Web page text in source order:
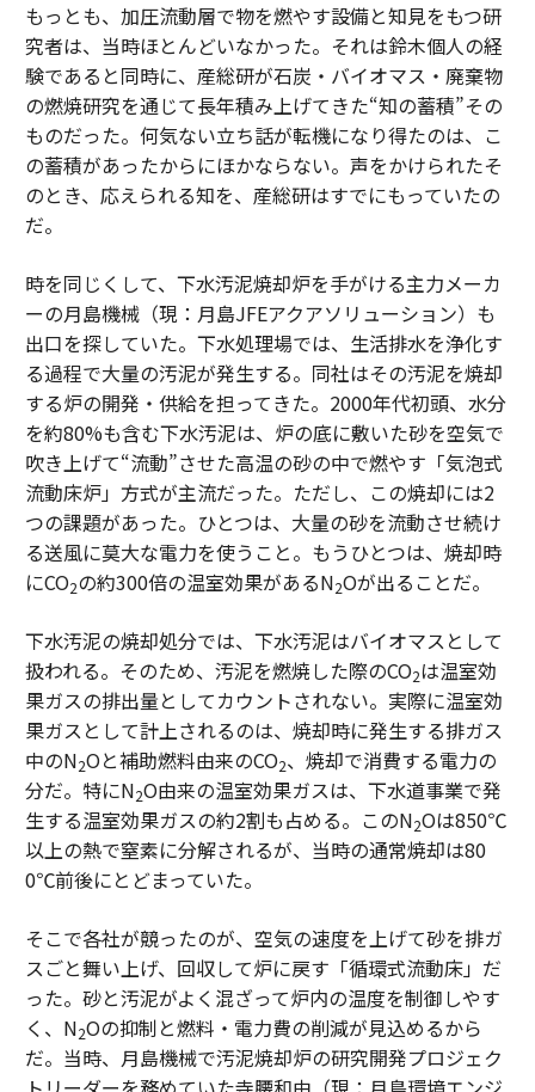
もっとも、加圧流動層で物を燃やす設備と知見をもつ研
究者は、当時ほとんどいなかった。それは鈴木個人の経
験であると同時に、産総研が石炭・バイオマス・廃棄物
の燃焼研究を通じて長年積み上げてきた“知の蓄積”その
ものだった。何気ない立ち話が転機になり得たのは、こ
の蓄積があったからにほかならない。声をかけられたそ
のとき、応えられる知を、産総研はすでにもっていたの
だ。
時を同じくして、下水汚泥焼却炉を手がける主力メーカ
ーの月島機械（現：月島JFEアクアソリューション）も
出口を探していた。下水処理場では、生活排水を浄化す
る過程で大量の汚泥が発生する。同社はその汚泥を焼却
する炉の開発・供給を担ってきた。2000年代初頭、水分
を約80%も含む下水汚泥は、炉の底に敷いた砂を空気で
吹き上げて“流動”させた高温の砂の中で燃やす「気泡式
流動床炉」方式が主流だった。ただし、この焼却には2
つの課題があった。ひとつは、大量の砂を流動させ続け
る送風に莫大な電力を使うこと。もうひとつは、焼却時
にCO2の約300倍の温室効果があるN2Oが出ることだ。
下水汚泥の焼却処分では、下水汚泥はバイオマスとして
扱われる。そのため、汚泥を燃焼した際のCO2は温室効
果ガスの排出量としてカウントされない。実際に温室効
果ガスとして計上されるのは、焼却時に発生する排ガス
中のN2Oと補助燃料由来のCO2、焼却で消費する電力の
分だ。特にN2O由来の温室効果ガスは、下水道事業で発
生する温室効果ガスの約2割も占める。このN2Oは850℃
以上の熱で窒素に分解されるが、当時の通常焼却は80
0℃前後にとどまっていた。
そこで各社が競ったのが、空気の速度を上げて砂を排ガ
スごと舞い上げ、回収して炉に戻す「循環式流動床」だ
った。砂と汚泥がよく混ざって炉内の温度を制御しやす
く、N2Oの抑制と燃料・電力費の削減が見込めるから
だ。当時、月島機械で汚泥焼却炉の研究開発プロジェク